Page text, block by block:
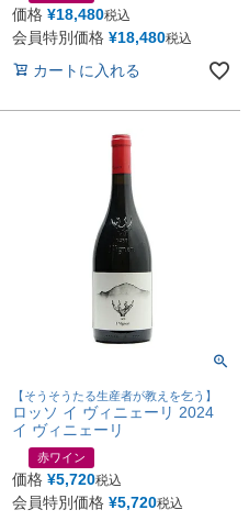
価格 ¥18,480税込
会員特別価格 ¥18,480税込
カートに入れる
【そうそうたる生産者が教えを乞う】
ロッソ イ ヴィニェーリ 2024
イ ヴィニェーリ
赤ワイン
価格 ¥5,720税込
会員特別価格 ¥5,720税込